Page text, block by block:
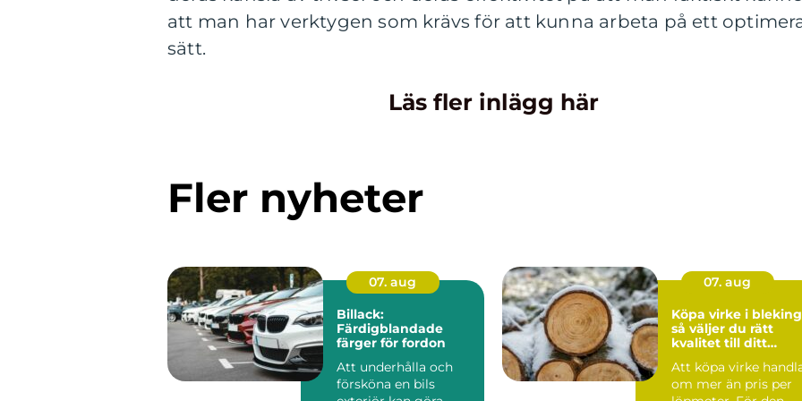
att man har verktygen som krävs för att kunna arbeta på ett
sätt.
Läs fler inlägg här
Fler nyheter
07. aug
Billack:
Färdigblandade
färger för fordon
Att underhålla och
försköna en bils
07. aug
Köpa virke i
så väljer du rätt
kvalitet till ditt
Att köpa virke
om mer än pris per